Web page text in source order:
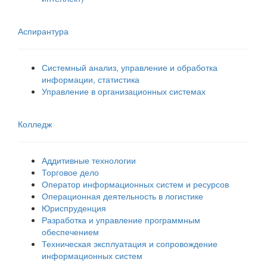
Аспирантура
Системный анализ, управление и обработка
информации, статистика
Управление в организационных системах
Колледж
Аддитивные технологии
Торговое дело
Оператор информационных систем и ресурсов
Операционная деятельность в логистике
Юриспруденция
Разработка и управление программным
обеспечением
Техническая эксплуатация и сопровождение
информационных систем